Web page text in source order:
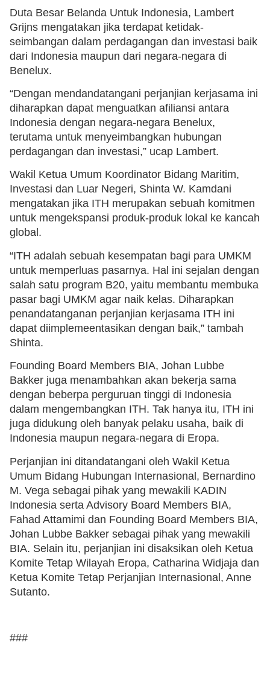
Duta Besar Belanda Untuk Indonesia, Lambert
Grijns mengatakan jika terdapat ketidak-
seimbangan dalam perdagangan dan investasi baik
dari Indonesia maupun dari negara-negara di
Benelux.
“Dengan mendandatangani perjanjian kerjasama ini
diharapkan dapat menguatkan afiliansi antara
Indonesia dengan negara-negara Benelux,
terutama untuk menyeimbangkan hubungan
perdagangan dan investasi,” ucap Lambert.
Wakil Ketua Umum Koordinator Bidang Maritim,
Investasi dan Luar Negeri, Shinta W. Kamdani
mengatakan jika ITH merupakan sebuah komitmen
untuk mengekspansi produk-produk lokal ke kancah
global.
“ITH adalah sebuah kesempatan bagi para UMKM
untuk memperluas pasarnya. Hal ini sejalan dengan
salah satu program B20, yaitu membantu membuka
pasar bagi UMKM agar naik kelas. Diharapkan
penandatanganan perjanjian kerjasama ITH ini
dapat diimplemeentasikan dengan baik,” tambah
Shinta.
Founding Board Members BIA, Johan Lubbe
Bakker juga menambahkan akan bekerja sama
dengan beberpa perguruan tinggi di Indonesia
dalam mengembangkan ITH. Tak hanya itu, ITH ini
juga didukung oleh banyak pelaku usaha, baik di
Indonesia maupun negara-negara di Eropa.
Perjanjian ini ditandatangani oleh Wakil Ketua
Umum Bidang Hubungan Internasional, Bernardino
M. Vega sebagai pihak yang mewakili KADIN
Indonesia serta Advisory Board Members BIA,
Fahad Attamimi dan Founding Board Members BIA,
Johan Lubbe Bakker sebagai pihak yang mewakili
BIA. Selain itu, perjanjian ini disaksikan oleh Ketua
Komite Tetap Wilayah Eropa, Catharina Widjaja dan
Ketua Komite Tetap Perjanjian Internasional, Anne
Sutanto.
###